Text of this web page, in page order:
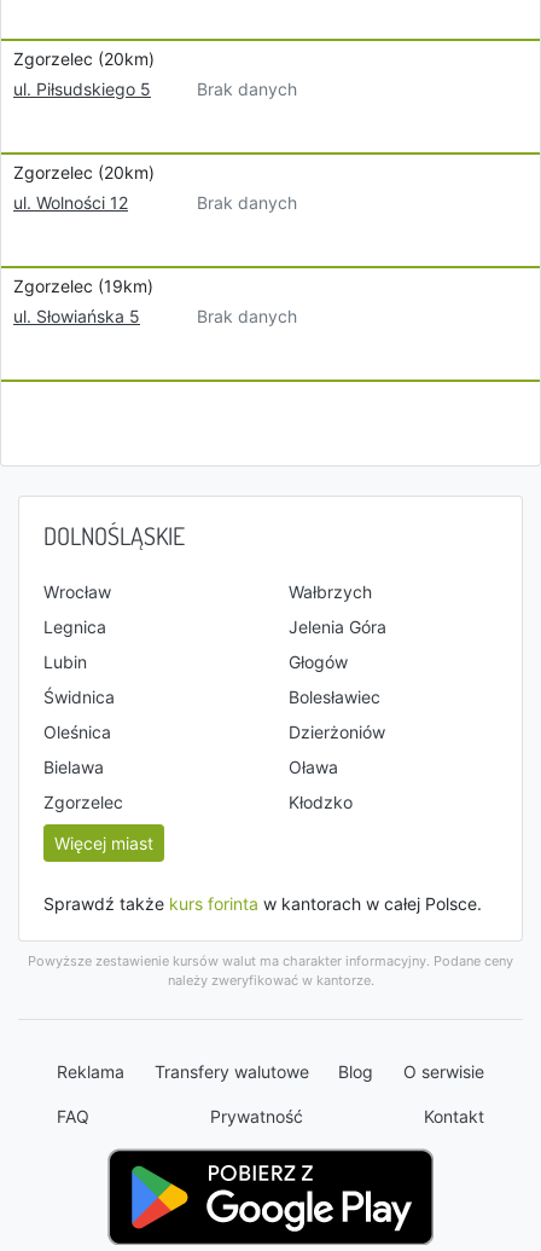
Zgorzelec (20km)
ul. Piłsudskiego 5
Brak danych
Zgorzelec (20km)
ul. Wolności 12
Brak danych
Zgorzelec (19km)
ul. Słowiańska 5
Brak danych
DOLNOŚLĄSKIE
Wrocław
Wałbrzych
Legnica
Jelenia Góra
Lubin
Głogów
Świdnica
Bolesławiec
Oleśnica
Dzierżoniów
Bielawa
Oława
Zgorzelec
Kłodzko
Więcej miast
Sprawdź także kurs forinta w kantorach w całej Polsce.
Powyższe zestawienie kursów walut ma charakter informacyjny. Podane ceny
należy zweryfikować w kantorze.
Reklama Transfery walutowe Blog O serwisie
FAQ Prywatność Kontakt